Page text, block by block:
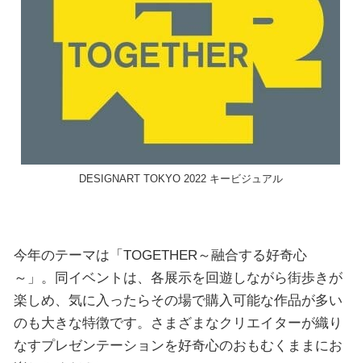
DESIGNART TOKYO 2022 キービジュアル
今年のテーマは「TOGETHER～融合する好奇⼼
～」。同イベントは、各展示を回遊しながら街歩きが
楽しめ、気に入ったらその場で購入可能な作品が多い
のも大きな特徴です。さまざまなクリエイターが織り
なすプレゼンテーションを好奇心のおもむくままにお